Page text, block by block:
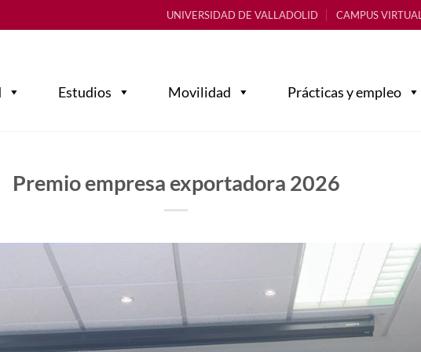
UNIVERSIDAD DE VALLADOLID CAMPUS VIRTUAL
Estudios Movilidad Prácticas y empleo
Premio empresa exportadora 2026